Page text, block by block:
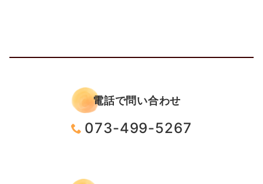
電話で問い合わせ
073-499-5267